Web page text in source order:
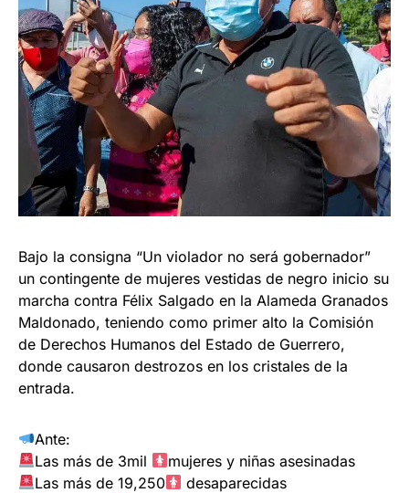
Bajo la consigna “Un violador no será gobernador”
un contingente de mujeres vestidas de negro inicio su
marcha contra Félix Salgado en la Alameda Granados
Maldonado, teniendo como primer alto la Comisión
de Derechos Humanos del Estado de Guerrero,
donde causaron destrozos en los cristales de la
entrada.
Ante:
Las más de 3mil
mujeres y niñas asesinadas
Las más de 19,250
desaparecidas